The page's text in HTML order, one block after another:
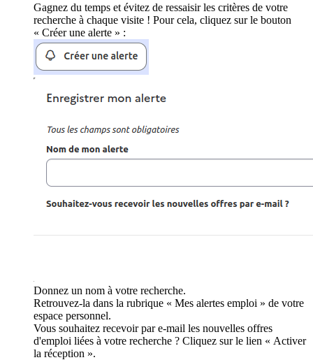
Gagnez du temps et évitez de ressaisir les critères de votre
recherche à chaque visite ! Pour cela, cliquez sur le bouton
« Créer une alerte » :
Donnez un nom à votre recherche.
Retrouvez-la dans la rubrique « Mes alertes emploi » de votre
espace personnel.
Vous souhaitez recevoir par e-mail les nouvelles offres
d'emploi liées à votre recherche ? Cliquez sur le lien « Activer
la réception ».